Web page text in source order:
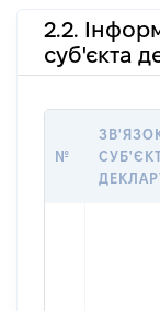
2.2.
суб'єкта
№